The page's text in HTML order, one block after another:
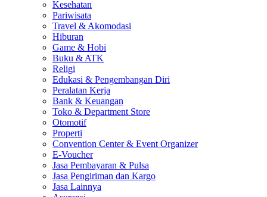
Kesehatan
Pariwisata
Travel & Akomodasi
Hiburan
Game & Hobi
Buku & ATK
Religi
Edukasi & Pengembangan Diri
Peralatan Kerja
Bank & Keuangan
Toko & Department Store
Otomotif
Properti
Convention Center & Event Organizer
E-Voucher
Jasa Pembayaran & Pulsa
Jasa Pengiriman dan Kargo
Jasa Lainnya